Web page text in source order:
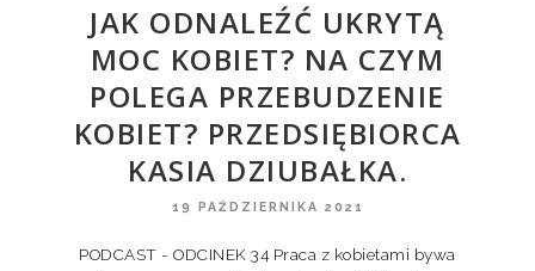
JAK ODNALEŹĆ UKRYTĄ
MOC KOBIET? NA CZYM
POLEGA PRZEBUDZENIE
KOBIET? PRZEDSIĘBIORCA
KASIA DZIUBAŁKA.
19 PAŹDZIERNIKA 2021
PODCAST - ODCINEK 34 Praca z kobietami bywa